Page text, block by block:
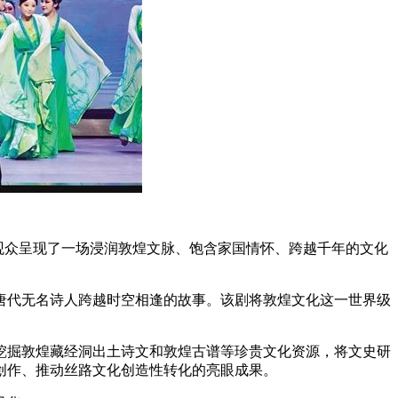
呈现了一场浸润敦煌文脉、饱含家国情怀、跨越千年的文化
无名诗人跨越时空相逢的故事。该剧将敦煌文化这一世界级
敦煌藏经洞出土诗文和敦煌古谱等珍贵文化资源，将文史研
、推动丝路文化创造性转化的亮眼成果。